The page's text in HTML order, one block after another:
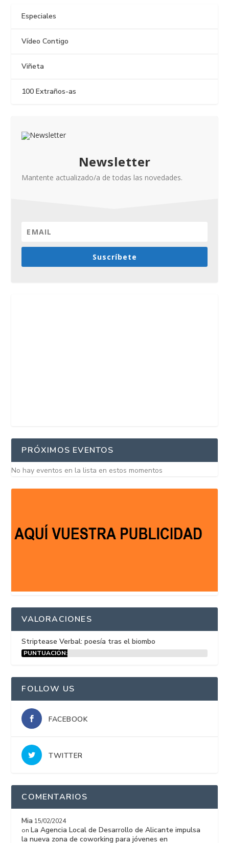
Especiales
Vídeo Contigo
Viñeta
100 Extraños-as
Newsletter
Mantente actualizado/a de todas las novedades.
Suscríbete
PRÓXIMOS EVENTOS
No hay eventos en la lista en estos momentos
VALORACIONES
Striptease Verbal: poesía tras el biombo
PUNTUACIÓN:
FOLLOW US
FACEBOOK
TWITTER
COMENTARIOS
Mia 15/02/2024
onLa Agencia Local de Desarrollo de Alicante impulsa
la nueva zona de coworking para jóvenes en